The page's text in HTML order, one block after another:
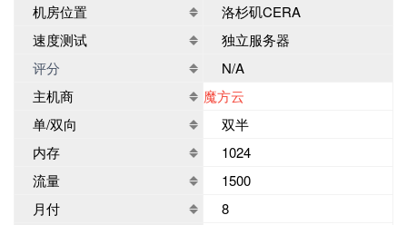
机房位置
洛杉矶CERA
速度测试
独立服务器
评分
N/A
主机商
魔方云
单/双向
双半
内存
1024
流量
1500
月付
8